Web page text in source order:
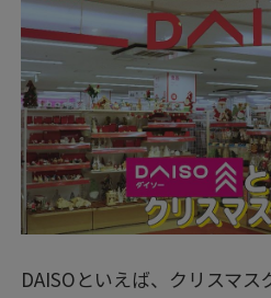
DAISOといえば、クリスマス